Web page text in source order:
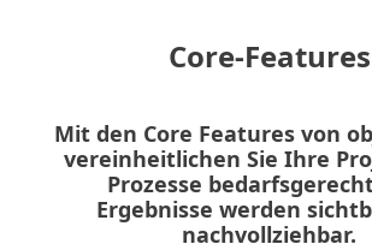
Core-Features
Mit den Core Features von
vereinheitlichen Sie Ihre
Prozesse
Ergebnisse werden
nachvollziehbar.